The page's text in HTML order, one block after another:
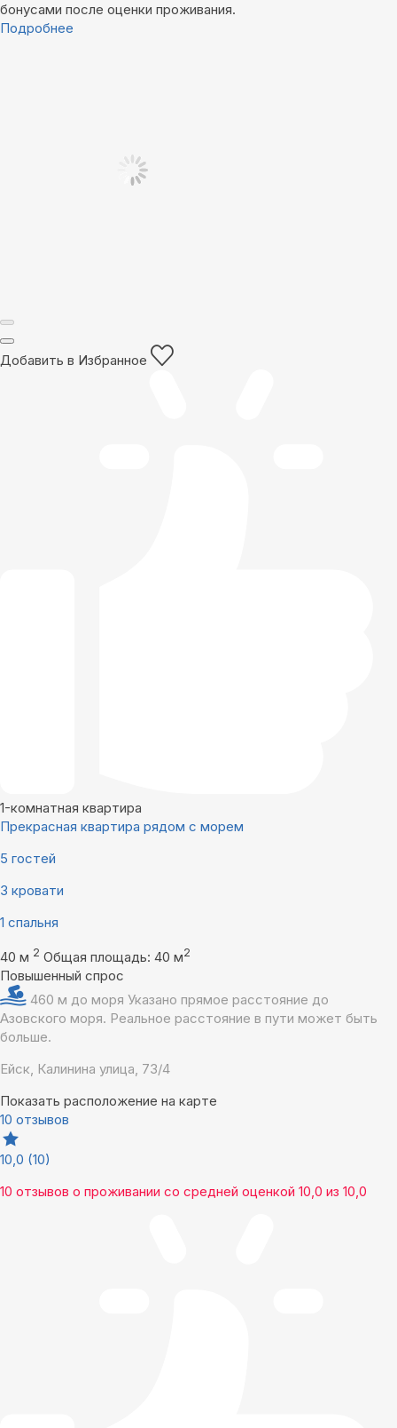
бонусами после оценки проживания.
Подробнее
Добавить в Избранное
1-комнатная квартира
Прекрасная квартира рядом с морем
5 гостей
3 кровати
1 спальня
40 м 2 Общая площадь: 40 м2
Повышенный спрос
460 м до моря Указано прямое расстояние до
Азовского моря. Реальное расстояние в пути может быть
больше.
Ейск, Калинина улица, 73/4
Показать расположение на карте
10 отзывов
10,0 (10)
10 отзывов о проживании со средней оценкой 10,0 из 10,0